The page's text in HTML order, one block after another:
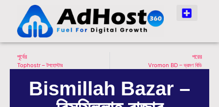
পূর্বের
Tophostr – টপহোস্টার
পরের
Vromon BD – ভ্রমণ বিডি
Bismillah Bazar –